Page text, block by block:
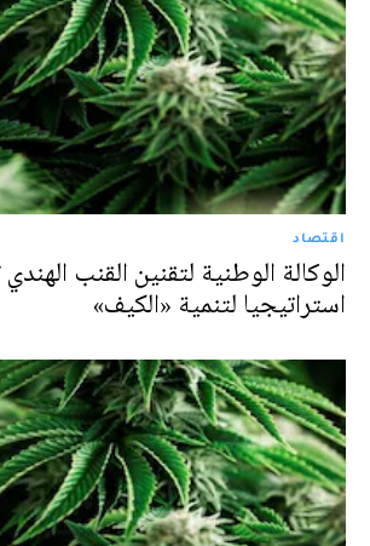
اقتصاد
الوكالة الوطنية لتقنين القنب
استراتيجيا لتنمية «الكيف»